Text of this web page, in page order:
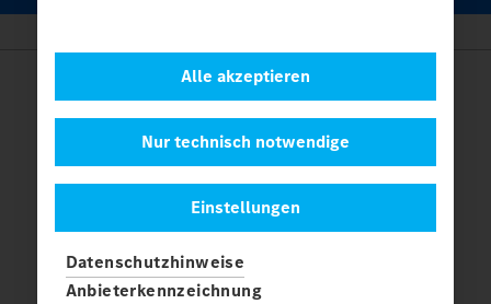
Einstellungen
Nur technisch notwendige
Alle akzeptieren
Datenschutzhinweise
Anbieterkennzeichnung
Anbieter
Kontakt
Datenschutz
Einstellungen
© 2026 Daimler Truck AG. Alle Rechte vorbehalten.
Mercedes-Benz sind Marken der